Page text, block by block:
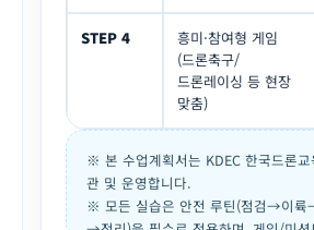
STEP 4
흥미·참여형 게임
(드론축구/
드론레이싱 등 현장
맞춤)
※ 본 수업계획서는 KDEC 한국드론교
관 및 운영합니다.
※ 모든 실습은 안전 루틴(점검→이